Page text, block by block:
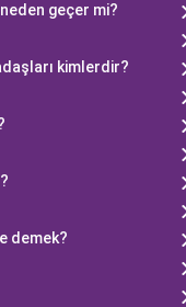
geçer mi?
kimlerdir?
demek?